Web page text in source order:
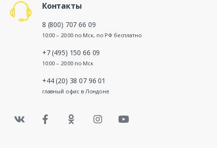
Контакты
8 (800) 707 66 09
10:00 – 20:00 по Мск, по РФ бесплатно
+7 (495) 150 66 09
10:00 – 20:00 по Мск
+44 (20) 38 07 96 01
главный офис в Лондоне